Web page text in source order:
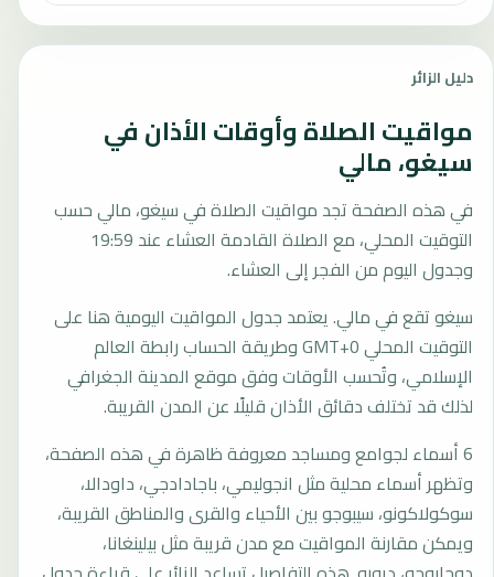
دليل الزائر
مواقيت الصلاة وأوقات الأذان في
سيغو، مالي
في هذه الصفحة تجد مواقيت الصلاة في سيغو، مالي حسب
التوقيت المحلي، مع الصلاة القادمة العشاء عند 19:59
وجدول اليوم من الفجر إلى العشاء.
سيغو تقع في مالي. يعتمد جدول المواقيت اليومية هنا على
التوقيت المحلي GMT+0 وطريقة الحساب رابطة العالم
الإسلامي، وتُحسب الأوقات وفق موقع المدينة الجغرافي
لذلك قد تختلف دقائق الأذان قليلًا عن المدن القريبة.
6 أسماء لجوامع ومساجد معروفة ظاهرة في هذه الصفحة،
وتظهر أسماء محلية مثل انجوليمي، باجادادجي، داودالا،
سوكولاكونو، سيبوجو بين الأحياء والقرى والمناطق القريبة،
ويمكن مقارنة المواقيت مع مدن قريبة مثل بيلينغانا،